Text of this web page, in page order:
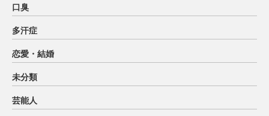
口臭
多汗症
恋愛・結婚
未分類
芸能人